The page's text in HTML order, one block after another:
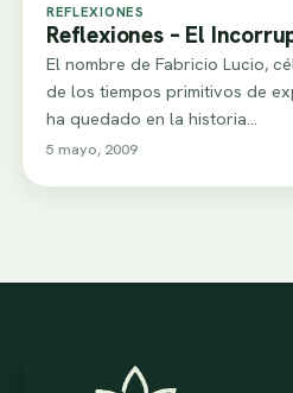
REFLEXIONES
Reflexiones –
El nombre de Fabricio Lucio,
de los tiempos primitivos de
ha quedado en la historia…
5 mayo, 2009